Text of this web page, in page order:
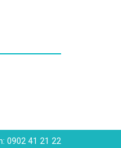
0902 41 21 22